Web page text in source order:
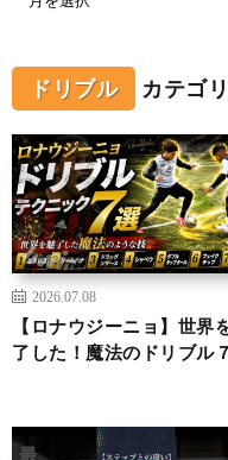
ドリブル カテゴ
2026.07.08
【ロナウジーニョ】世界
了した！魔法のドリブル